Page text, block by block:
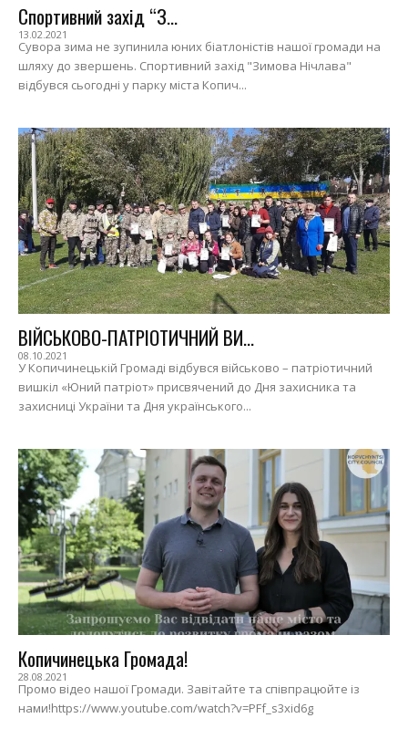
Спортивний захід “З...
13.02.2021
Сувора зима не зупинила юних біатлоністів нашої громади на
шляху до звершень. Спортивний захід "Зимова Нічлава"
відбувся сьогодні у парку міста Копич...
ВІЙСЬКОВО-ПАТРІОТИЧНИЙ ВИ...
08.10.2021
У Копичинецькій Громаді відбувся військово – патріотичний
вишкіл «Юний патріот» присвячений до Дня захисника та
захисниці України та Дня українського...
Копичинецька Громада!
28.08.2021
Промо відео нашої Громади. Завітайте та співпрацюйте із
нами!https://www.youtube.com/watch?v=PFf_s3xid6g